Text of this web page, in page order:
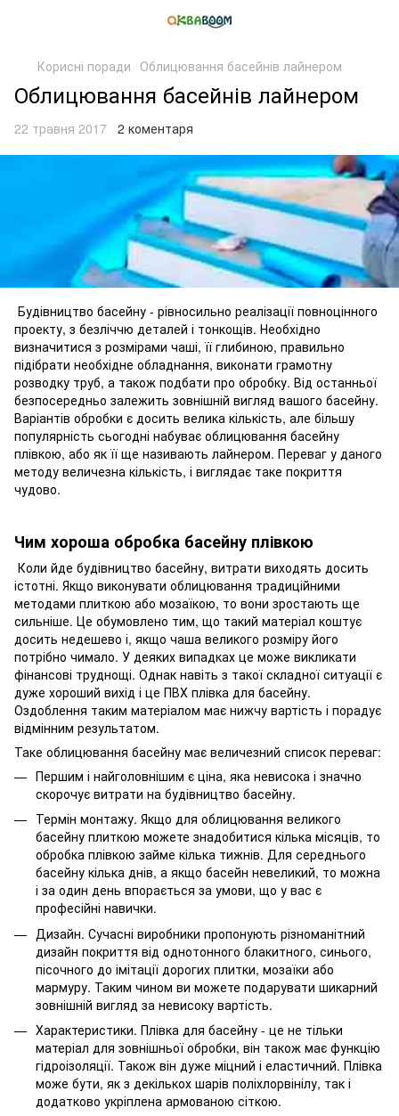
Корисні поради Облицювання басейнів лайнером
Облицювання басейнів лайнером
22 травня 2017 2 коментаря
Будівництво басейну - рівносильно реалізації повноцінного
проекту, з безліччю деталей і тонкощів. Необхідно
визначитися з розмірами чаші, її глибиною, правильно
підібрати необхідне обладнання, виконати грамотну
розводку труб, а також подбати про обробку. Від останньої
безпосередньо залежить зовнішній вигляд вашого басейну.
Варіантів обробки є досить велика кількість, але більшу
популярність сьогодні набуває облицювання басейну
плівкою, або як її ще називають лайнером. Переваг у даного
методу величезна кількість, і виглядає таке покриття
чудово.
Чим хороша обробка басейну плівкою
Коли йде будівництво басейну, витрати виходять досить
істотні. Якщо виконувати облицювання традиційними
методами плиткою або мозаїкою, то вони зростають ще
сильніше. Це обумовлено тим, що такий матеріал коштує
досить недешево і, якщо чаша великого розміру його
потрібно чимало. У деяких випадках це може викликати
фінансові труднощі. Однак навіть з такої складної ситуації є
дуже хороший вихід і це ПВХ плівка для басейну.
Оздоблення таким матеріалом має нижчу вартість і порадує
відмінним результатом.
Таке облицювання басейну має величезний список переваг:
Першим і найголовнішим є ціна, яка невисока і значно
скорочує витрати на будівництво басейну.
Термін монтажу. Якщо для облицювання великого
басейну плиткою можете знадобитися кілька місяців, то
обробка плівкою займе кілька тижнів. Для середнього
басейну кілька днів, а якщо басейн невеликий, то можна
і за один день впорається за умови, що у вас є
професійні навички.
Дизайн. Сучасні виробники пропонують різноманітний
дизайн покриття від однотонного блакитного, синього,
пісочного до імітації дорогих плитки, мозаїки або
мармуру. Таким чином ви можете подарувати шикарний
зовнішній вигляд за невисоку вартість.
Характеристики. Плівка для басейну - це не тільки
матеріал для зовнішньої обробки, він також має функцію
гідроізоляції. Також він дуже міцний і еластичний. Плівка
може бути, як з декількох шарів поліхлорвінілу, так і
додатково укріплена армованою сіткою.